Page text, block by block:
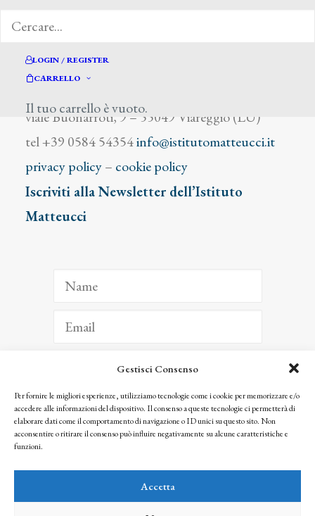
Gestisci Consenso
Per fornire le migliori esperienze, utilizziamo tecnologie come i cookie per memorizzare e/o
accedere alle informazioni del dispositivo. Il consenso a queste tecnologie ci permetterà di
elaborare dati come il comportamento di navigazione o ID unici su questo sito. Non
acconsentire o ritirare il consenso può influire negativamente su alcune caratteristiche e
funzioni.
Accetta
LOGIN / REGISTER
CARRELLO
Il tuo carrello è vuoto.
viale Buonarroti, 9 – 55049 Viareggio (LU)
tel +39 0584 54354info@istitutomatteucci.it
privacy policy– cookie policy
Iscriviti alla Newsletter dell’Istituto
Matteucci
ISCRIVITI
Facendo clic per iscriverti, riconosci che le tue informazioni saranno trattate
seguendo la nostra Privacy Policy
© 2025 Istituto Matteucci. All right reserved
l’autorizzazione scritta dei proprietari dei diritti e dell’Istituto Matteucci